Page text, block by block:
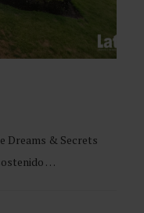
Dreams & Secrets
…